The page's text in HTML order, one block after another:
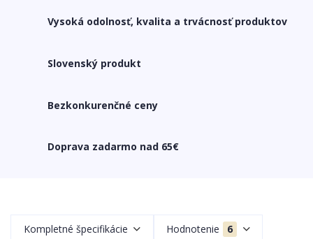
Vysoká odolnosť, kvalita a trvácnosť produktov
Slovenský produkt
Bezkonkurenčné ceny
Doprava zadarmo nad 65€
Kompletné špecifikácie Hodnotenie 6